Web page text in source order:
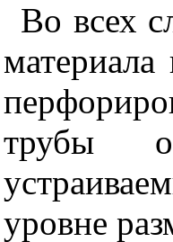
Во всех
трубы
уровне